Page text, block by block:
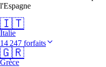
l'Espagne
🇮🇹
Italie
14 247 forfaits
🇬🇷
Grèce